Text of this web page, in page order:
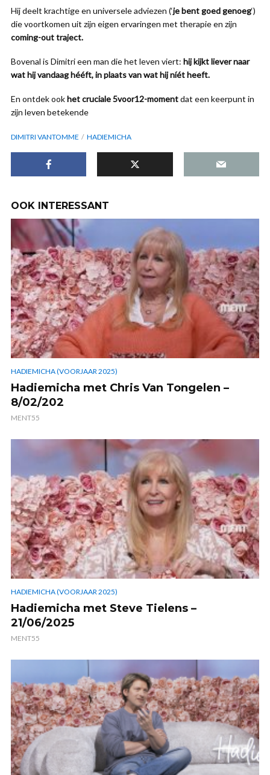
Hij deelt krachtige en universele adviezen (‘je bent goed genoeg‘)
die voortkomen uit zijn eigen ervaringen met therapie en zijn
coming-out traject.
Bovenal is Dimitri een man die het leven viert: hij kijkt liever naar
wat hij vandaag hééft, in plaats van wat hij níét heeft.
En ontdek ookhet cruciale 5voor12-momentdat een keerpunt in
zijn leven betekende
DIMITRI VANTOMME HADIEMICHA
OOK INTERESSANT
HADIEMICHA (VOORJAAR 2025)
Hadiemicha met Chris Van Tongelen –
8/02/202
MENT55
HADIEMICHA (VOORJAAR 2025)
Hadiemicha met Steve Tielens –
21/06/2025
MENT55